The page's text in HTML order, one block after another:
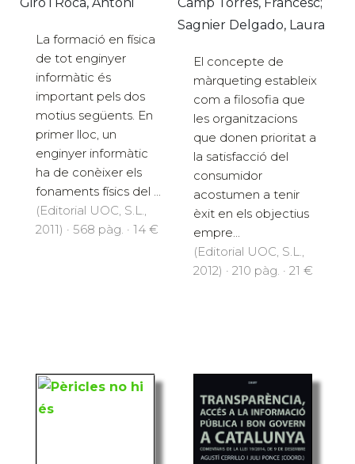
Giró i Roca, Antoni
La formació en física
de tot enginyer
informàtic és
important pels dos
motius següents. En
primer lloc, un
enginyer informàtic
ha de conèixer els
fonaments físics del ...
(Editorial UOC, S.L.,
2011) · 568 pàg. · 14 €
Camp Torres, Francesc;
Sagnier Delgado, Laura
El concepte de
màrqueting estableix
com a filosofia que
les organitzacions
que donen prioritat a
la satisfacció del
consumidor
acostumen a tenir
èxit en els objectius
empre...
(Editorial UOC, S.L.,
2012) · 210 pàg. · 21 €